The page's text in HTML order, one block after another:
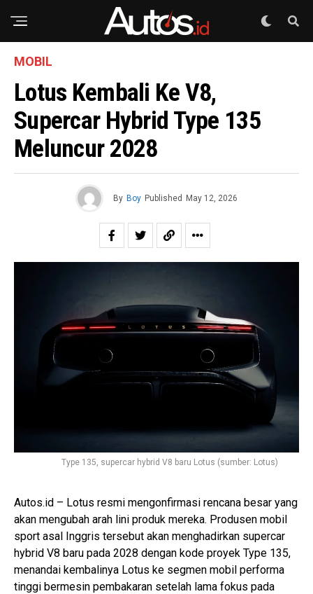
MOBIL
Lotus Kembali Ke V8,
Supercar Hybrid Type 135
Meluncur 2028
By Boy Published May 12, 2026
Type 135, supercar hybrid V8 baru Lotus (sumber: Lotus)
Autos.id – Lotus resmi mengonfirmasi rencana besar yang
akan mengubah arah lini produk mereka. Produsen mobil
sport asal Inggris tersebut akan menghadirkan supercar
hybrid V8 baru pada 2028 dengan kode proyek Type 135,
menandai kembalinya Lotus ke segmen mobil performa
tinggi bermesin pembakaran setelah lama fokus pada